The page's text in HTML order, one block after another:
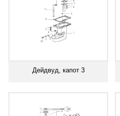
Дейдвуд, капот 3